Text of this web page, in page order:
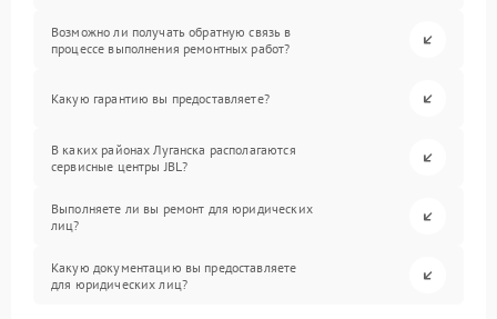
Возможно ли получать обратную связь в
процессе выполнения ремонтных работ?
Какую гарантию вы предоставляете?
В каких районах Луганска располагаются
сервисные центры JBL?
Выполняете ли вы ремонт для юридических
лиц?
Какую документацию вы предоставляете
для юридических лиц?